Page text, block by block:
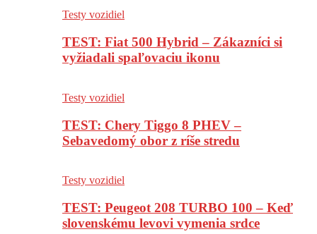
Testy vozidiel
TEST: Fiat 500 Hybrid – Zákazníci si
vyžiadali spaľovaciu ikonu
Testy vozidiel
TEST: Chery Tiggo 8 PHEV –
Sebavedomý obor z ríše stredu
Testy vozidiel
TEST: Peugeot 208 TURBO 100 – Keď
slovenskému levovi vymenia srdce